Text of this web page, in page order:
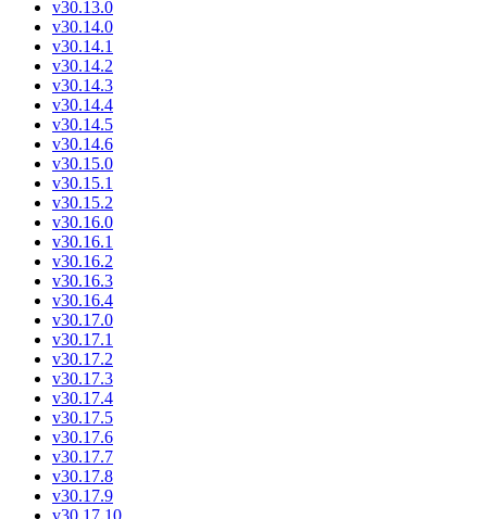
v30.13.0
v30.14.0
v30.14.1
v30.14.2
v30.14.3
v30.14.4
v30.14.5
v30.14.6
v30.15.0
v30.15.1
v30.15.2
v30.16.0
v30.16.1
v30.16.2
v30.16.3
v30.16.4
v30.17.0
v30.17.1
v30.17.2
v30.17.3
v30.17.4
v30.17.5
v30.17.6
v30.17.7
v30.17.8
v30.17.9
v30.17.10